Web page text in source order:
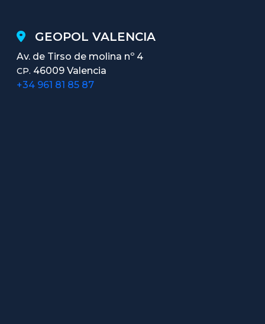
GEOPOL VALENCIA
Av. de Tirso de molina nº 4
CP. 46009 Valencia
+34 961 81 85 87